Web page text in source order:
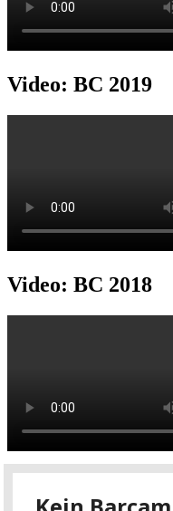
Video: BC 2019
Video: BC 2018